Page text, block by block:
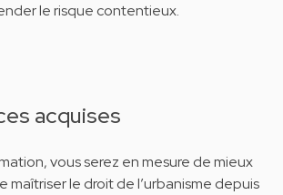
le risque contentieux.
acquises
vous serez en mesure de mieux
maîtriser le droit de l’urbanisme depuis